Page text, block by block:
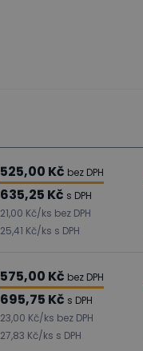
525,00 Kč bez DPH
635,25 Kč s DPH
21,00 Kč/ks bez DPH
25,41 Kč/ks s DPH
575,00 Kč bez DPH
695,75 Kč s DPH
23,00 Kč/ks bez DPH
27,83 Kč/ks s DPH